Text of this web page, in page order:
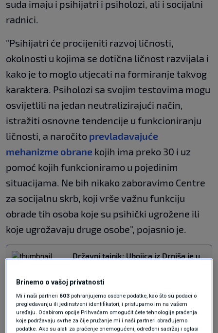
suda imaju i psihijatri i psiholozi, ali i socijalni
radnici.
"Psihijatri će procijeniti razvoj ličnosti,
okolnosti u kojima se dotična ličnost razvijala i
kako je to moglo utjecati na formiranje takvog
karaktera. Psiholozi sa svojim testovima mogu
osvijetlili na jedan neutralizirajući način,
istražiti osnovne tendencije u funkcioniranju
ličnosti, a naročito prevladavajuće
mehanizme obrane kojih ima preko 30 i uz
pomoć kojih funkcioniramo u pojedinim
situacijama. Ne bih nikako zaboravimo Centre
za socijalnu skrb, koji vrše važnu funkciju
obrade tih osoba koje su psihički ugrožene ili
koje ugrožavaju druge osobe", pojasnio je.
Državni tajnik: Ubojica iz Drniša je u
Turudić o ubojici iz Drniša: Dva su
odvjetnika davala različite odgovore,
vi znate kojem se ja priklanjam
VIJESTI|19. svi.
Brinemo o vašoj privatnosti
Mi i naši partneri 603 pohranjujemo osobne podatke, kao što su podaci o
pregledavanju ili jedinstveni identifikatori, i pristupamo im na vašem
uređaju. Odabirom opcije Prihvaćam omogućit ćete tehnologije praćenja
koje podržavaju svrhe za čije pružanje mi i naši partneri obrađujemo
podatke. Ako su alati za praćenje onemogućeni, određeni sadržaj i oglasi